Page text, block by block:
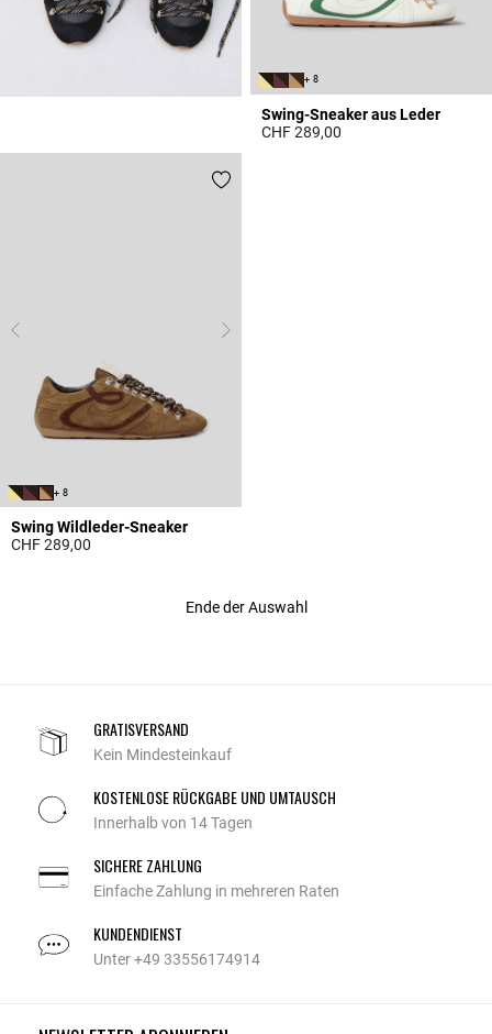
+ 8
Swing-Sneaker aus Leder
CHF 289,00
+ 8
Swing Wildleder-Sneaker
CHF 289,00
Ende der Auswahl
GRATISVERSAND
Kein Mindesteinkauf
KOSTENLOSE RÜCKGABE UND UMTAUSCH
Innerhalb von 14 Tagen
SICHERE ZAHLUNG
Einfache Zahlung in mehreren Raten
KUNDENDIENST
Unter +49 33556174914